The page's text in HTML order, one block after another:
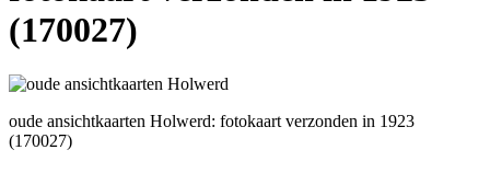
(170027)
oude ansichtkaarten Holwerd: fotokaart verzonden in 1923
(170027)